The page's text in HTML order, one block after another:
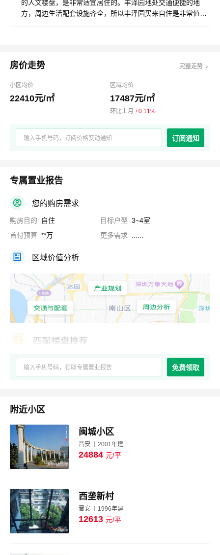
的人文楼盘，是非常适宜居住的。丰泽园地处交通便捷的地
方，周边生活配套设施齐全，所以丰泽园买来自住是非常值得
房价走势 完整走势 ﹥
小区均价
22410元/㎡
区域均价
17487元/㎡
环比上月 +0.11%
订阅通知
专属置业报告
您的购房需求
购房目的 自住 目标户型 3~4室
首付预算 **万 更多需求
区域价值分析
免费领取
附近小区
图片
闽城小区
晋安 丨2001年建
24884 元/平
图片
西垄新村
晋安 丨1996年建
12613 元/平